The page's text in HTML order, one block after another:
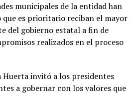
municipales de la entidad han
es prioritario reciban el mayor
del gobierno estatal a fin de
realizados en el proceso
Huerta invitó a los presidentes
a gobernar con los valores que